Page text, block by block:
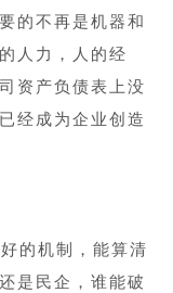
的不再是机器和
人力，人的经
资产负债表上没
经成为企业创造
的机制，能算清
是民企，谁能破